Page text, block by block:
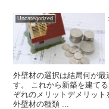
Uncategorized
外壁材の選択は結局何が最
す。 これから新築を建て
ぞれのメリットデメリット
外壁材の種類 ...